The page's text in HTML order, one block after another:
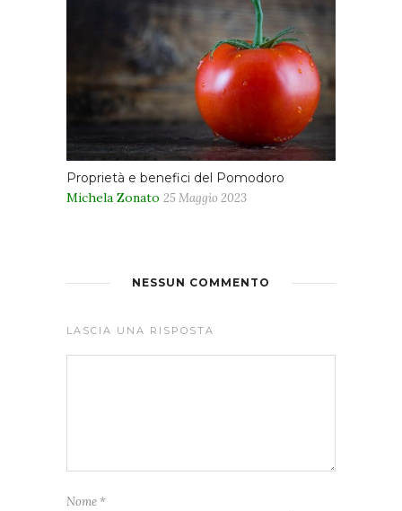
Proprietà e benefici del Pomodoro
Michela Zonato 25 Maggio 2023
NESSUN COMMENTO
LASCIA UNA RISPOSTA
Nome *